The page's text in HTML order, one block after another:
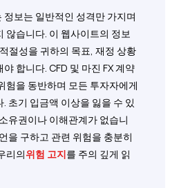
보는 일반적인 성격만 가지며
않습니다. 이 웹사이트의 정보
절성을 귀하의 목표, 재정 상황
합니다. CFD 및 마진 FX 계약
험을 동반하며 모든 투자자에게
초기 입금액 이상을 잃을 수 있
유권이나 이해관계가 없습니
을 구하고 관련 위험을 충분히
리의위험 고지를 주의 깊게 읽